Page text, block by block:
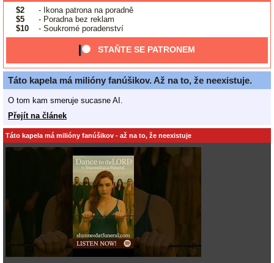
$2
- Ikona patrona na poradně
$5
- Poradna bez reklam
$10
- Soukromé poradenství
STAŇTE SE PATRONEM
Táto kapela má milióny fanúšikov. Až na to, že neexistuje.
O tom kam smeruje sucasne AI.
Přejít na článek
Táto kapela má milióny fanúšikov - až na to, že neexistuje